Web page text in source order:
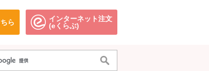
ら
ィンドウで開きます。
インターネット注文
(eくらぶ)別のウィンドウで開きます。